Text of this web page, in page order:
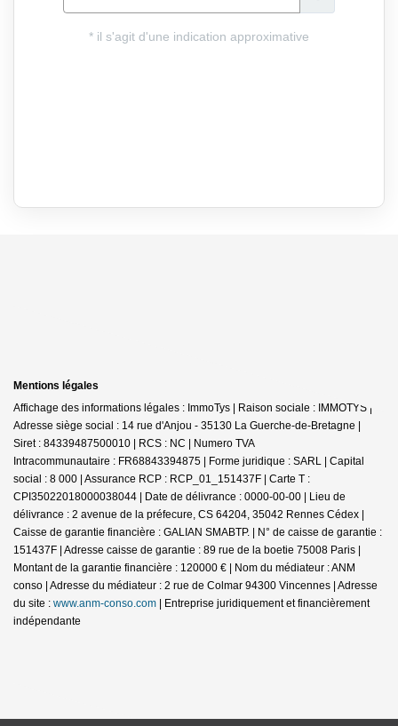
Mentions légales
Affichage des informations légales : ImmoTys | Raison sociale : IMMOTYS |
Adresse siège social : 14 rue d'Anjou - 35130 La Guerche-de-Bretagne |
Siret : 84339487500010 | RCS : NC | Numero TVA
Intracommunautaire : FR68843394875 | Forme juridique : SARL | Capital
social : 8 000 | Assurance RCP : RCP_01_151437F | Carte T :
CPI35022018000038044 | Date de délivrance : 0000-00-00 | Lieu de
délivrance : 2 avenue de la préfecure, CS 64204, 35042 Rennes Cédex |
Caisse de garantie financière : GALIAN SMABTP. | N° de caisse de garantie :
151437F | Adresse caisse de garantie : 89 rue de la boetie 75008 Paris |
Montant de la garantie financière : 120000 € | Nom du médiateur : ANM
conso | Adresse du médiateur : 2 rue de Colmar 94300 Vincennes | Adresse
du site : www.anm-conso.com | Entreprise juridiquement et financièrement
indépendante